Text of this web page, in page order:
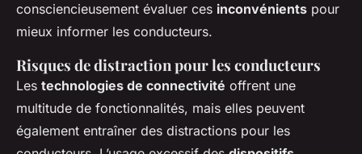
consciencieusement évaluer ces inconvénients pour
mieux informer les conducteurs.
Risques de distraction pour les conducteurs
Les technologies de connectivité offrent une
multitude de fonctionnalités, mais elles peuvent
également entraîner des distractions pour les